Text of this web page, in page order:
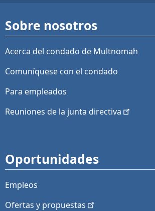
Sobre nosotros
Acerca del condado de Multnomah
Comuníquese con el condado
Para empleados
Reuniones de la junta directiva
Oportunidades
Empleos
Ofertas y propuestas